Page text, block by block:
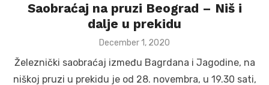
Saobraćaj na pruzi Beograd – Niš i
dalje u prekidu
Posted
December 1, 2020
Železnički saobraćaj između Bagrdana i Jagodine, na
niškoj pruzi u prekidu je od 28. novembra, u 19.30 sati,